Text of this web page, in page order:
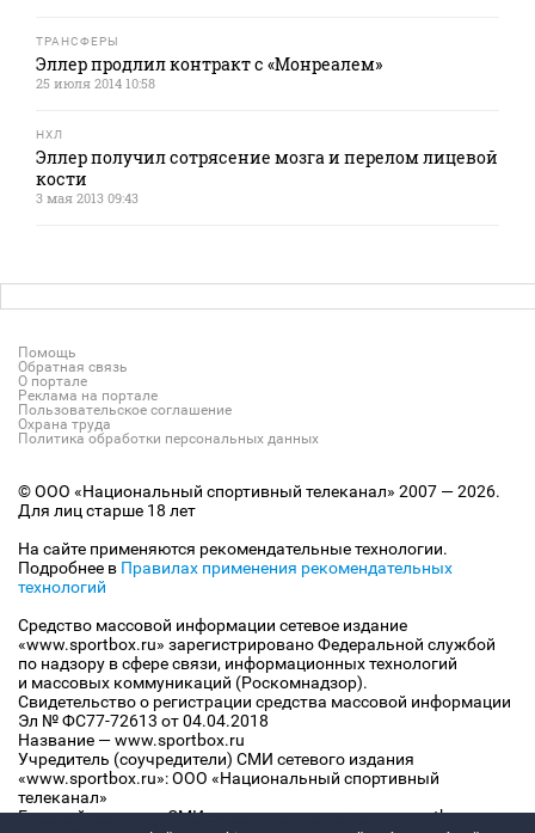
ТРАНСФЕРЫ
Эллер продлил контракт с «Монреалем»
25 июля 2014 10:58
НХЛ
Эллер получил сотрясение мозга и перелом лицевой
кости
3 мая 2013 09:43
Помощь
Обратная связь
О портале
Реклама на портале
Пользовательское соглашение
Охрана труда
Политика обработки персональных данных
© ООО «Национальный спортивный телеканал» 2007 — 2026.
Для лиц старше 18 лет
На сайте применяются рекомендательные технологии.
Подробнее в Правилах применения рекомендательных
технологий
Средство массовой информации сетевое издание
«www.sportbox.ru» зарегистрировано Федеральной службой
по надзору в сфере связи, информационных технологий
и массовых коммуникаций (Роскомнадзор).
Свидетельство о регистрации средства массовой информации
Эл № ФС77-72613 от 04.04.2018
Название — www.sportbox.ru
Учредитель (соучредители) СМИ сетевого издания
«www.sportbox.ru»: ООО «Национальный спортивный
телеканал»
Главный редактор СМИ сетевого издания «www.sportbox.ru»: